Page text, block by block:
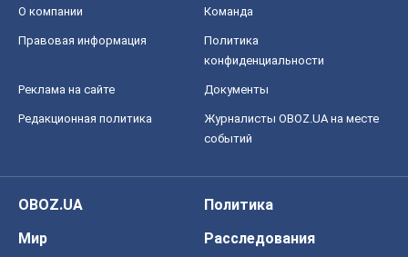
О компании Команда
Правовая информация
Политика
конфиденциальности
Реклама на сайте Документы
Редакционная политика
Журналисты OBOZ.UA на месте
событий
OBOZ.UA
Политика
Мир
Расследования